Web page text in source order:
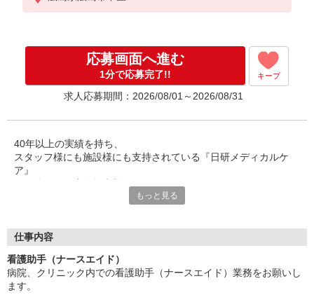
応募画面へ進む
1分で応募完了!! キープ
求人応募期間：2026/08/01～2026/08/31
40年以上の実績を持ち、
スタッフ様にも施設様にも支持されている『日研メディカルケ
ア』
一人ひとりに寄り添った案件の提案を実現しています。
すぐに働き始めたい方も、
〜 その他にもこんなメリットあり 〜
旅行やグルメ、スポーツ、学習などなど・・・
もっと見る
仕事内容
看護助手（ナースエイド）
病院、クリニック内での看護助手（ナースエイド）業務をお願いし
ます。